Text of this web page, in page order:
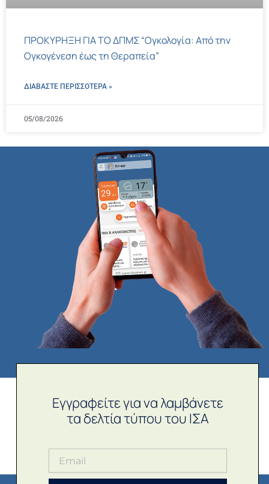
ΠΡΟΚΥΡΗΞΗ ΓΙΑ ΤΟ ΔΠΜΣ “Ογκολογία: Από την
Ογκογένεση έως τη Θεραπεία”
ΔΙΑΒΑΣΤΕ ΠΕΡΙΣΣΌΤΕΡΑ »
05/08/2026
Εγγραφείτε για να λαμβάνετε
τα δελτία τύπου του ΙΣΑ